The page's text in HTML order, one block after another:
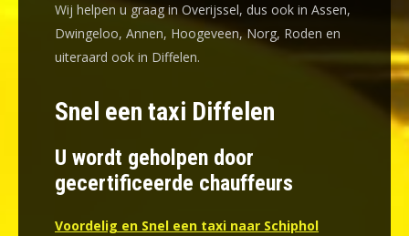
Wij helpen u graag in Overijssel, dus ook in Assen,
Dwingeloo, Annen, Hoogeveen, Norg, Roden en
uiteraard ook in Diffelen.
Snel een taxi Diffelen
U wordt geholpen door
gecertificeerde chauffeurs
Voordelig en Snel een taxi naar Schiphol